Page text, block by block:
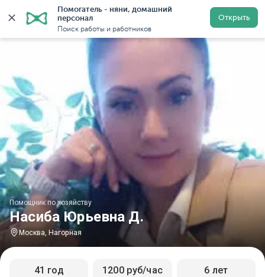
Помогатель - няни, домашний
персонал
Поиск работы и работников
Открыть
Главная Помощники по хозяйству Помощник по
Насиба Юрьевна Д.
Помощник по хозяйству
Москва, Нагорная
41 год 1200 руб/час 6 лет